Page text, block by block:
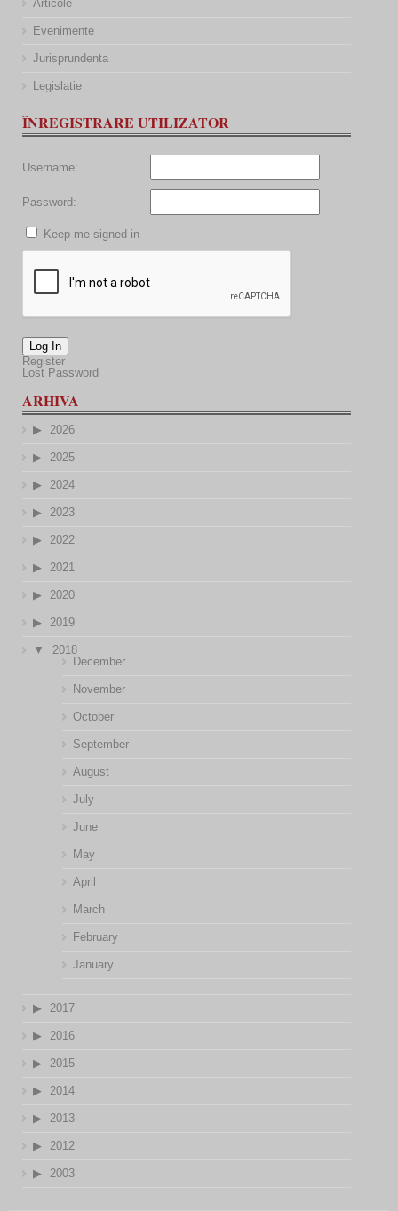
Articole
Evenimente
Jurisprundenta
Legislatie
ÎNREGISTRARE UTILIZATOR
Username:
Password:
Keep me signed in
Log In
Register
Lost Password
ARHIVA
2026
2025
2024
2023
2022
2021
2020
2019
2018
December
November
October
September
August
July
June
May
April
March
February
January
2017
2016
2015
2014
2013
2012
2003